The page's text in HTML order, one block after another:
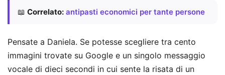
📖 Correlato: antipasti economici per tante persone
Pensate a Daniela. Se potesse scegliere tra cento
immagini trovate su Google e un singolo messaggio
vocale di dieci secondi in cui sente la risata di un